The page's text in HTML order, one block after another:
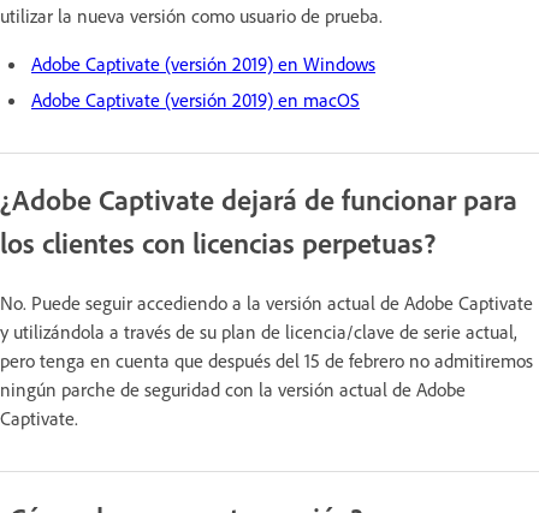
utilizar la nueva versión como usuario de prueba.
Adobe Captivate (versión 2019) en Windows
Adobe Captivate (versión 2019) en macOS
¿Adobe Captivate dejará de funcionar para
los clientes con licencias perpetuas?
No. Puede seguir accediendo a la versión actual de Adobe Captivate
y utilizándola a través de su plan de licencia/clave de serie actual,
pero tenga en cuenta que después del 15 de febrero no admitiremos
ningún parche de seguridad con la versión actual de Adobe
Captivate.